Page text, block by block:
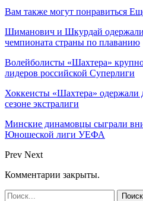
Вам также могут понравиться
Шиманович и Шкурдай одержали
чемпионата страны по плаванию
Волейболисты «Шахтера»
лидеров российской Суперлиги
Хоккеисты «Шахтера» одержали
сезоне экстралиги
Минские динамовцы сыграли
Юношеской лиги УЕФА
Prev Next
Комментарии закрыты.